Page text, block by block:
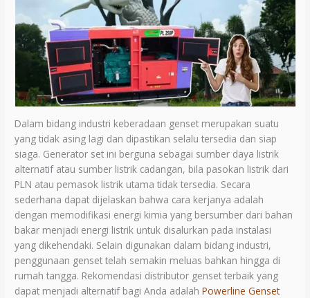
Dalam bidang industri keberadaan genset merupakan suatu
yang tidak asing lagi dan dipastikan selalu tersedia dan siap
siaga. Generator set ini berguna sebagai sumber daya listrik
alternatif atau sumber listrik cadangan, bila pasokan listrik dari
PLN atau pemasok listrik utama tidak tersedia. Secara
sederhana dapat dijelaskan bahwa cara kerjanya adalah
dengan memodifikasi energi kimia yang bersumber dari bahan
bakar menjadi energi listrik untuk disalurkan pada instalasi
yang dikehendaki. Selain digunakan dalam bidang industri,
penggunaan genset telah semakin meluas bahkan hingga di
rumah tangga. Rekomendasi distributor genset terbaik yang
dapat menjadi alternatif bagi Anda adalahPowerline Genset